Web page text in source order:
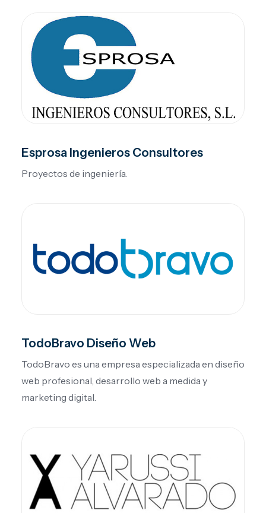
Esprosa Ingenieros Consultores
Proyectos de ingeniería.
TodoBravo Diseño Web
TodoBravo es una empresa especializada en diseño
web profesional, desarrollo web a medida y
marketing digital.